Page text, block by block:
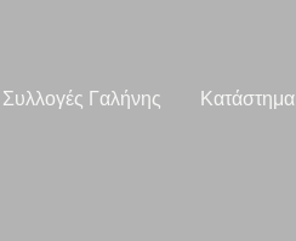
Συλλογές Γαλήνης Κατάστημα